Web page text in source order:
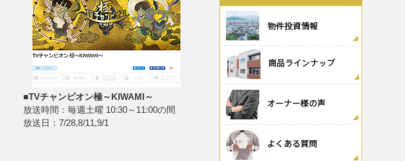
■TVチャンピオン極～KIWAMI～
放送時間：毎週土曜 10:30～11:00の間
放送日：7/28,8/11,9/1